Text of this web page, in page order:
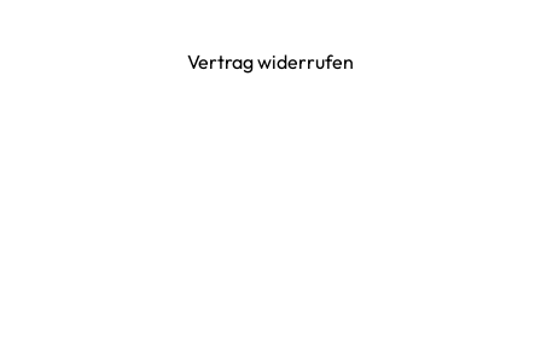
Vertrag widerrufen